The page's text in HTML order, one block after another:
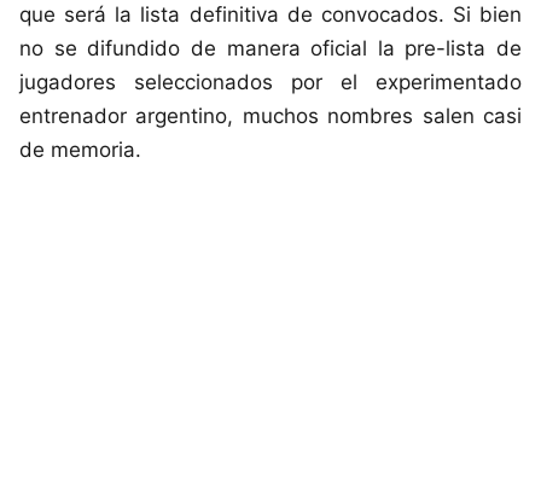
que será la lista definitiva de convocados. Si bien
no se difundido de manera oficial la pre-lista de
jugadores seleccionados por el experimentado
entrenador argentino, muchos nombres salen casi
de memoria.